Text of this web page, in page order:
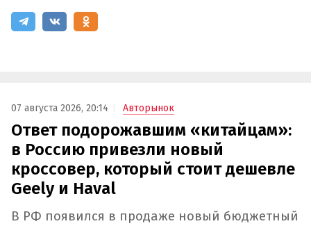
07 августа 2026, 20:14 Авторынок
Ответ подорожавшим «китайцам»:
в Россию привезли новый
кроссовер, который стоит дешевле
Geely и Haval
В РФ появился в продаже новый бюджетный